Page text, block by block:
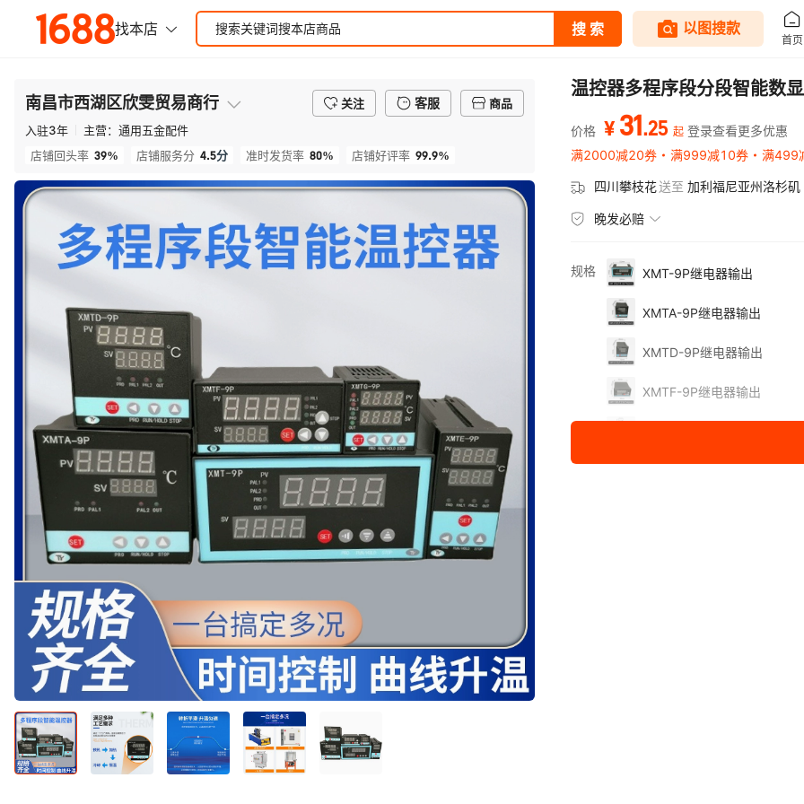
南昌市西湖区欣雯贸易商行 关注 客服
商品
入驻3年 主营： 通用五金配件
店铺回头率 39% 店铺服务分 4.5分 准时发货率 80% 店铺好评率 99.9%
温控器多程序段分段智能数
价格 ¥ 31.25 起 登录查看更多优惠
满2000减20券
满999减10券 满499
四川攀枝花送至 加利福尼亚州洛杉矶
晚发必赔
规格 XMT-9P继电器输出
XMTA-9P继电器输出
XMTD-9P继电器输出
XMTF-9P继电器输出